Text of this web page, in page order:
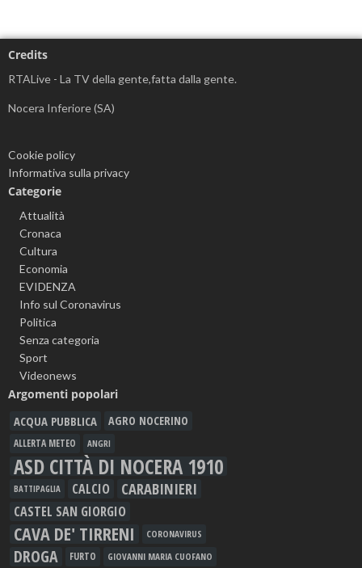
Credits
RTALive - La TV della gente,fatta dalla gente.
Nocera Inferiore (SA)
Cookie policy
Informativa sulla privacy
Categorie
Attualità
Cronaca
Cultura
Economia
EVIDENZA
Info sul Coronavirus
Politica
Senza categoria
Sport
Videonews
Argomenti popolari
ACQUA PUBBLICA AGRO NOCERINO
ALLERTA METEO ANGRI
ASD CITTÀ DI NOCERA 1910
BATTIPAGLIA CALCIO CARABINIERI
CASTEL SAN GIORGIO
CAVA DE' TIRRENI CORONAVIRUS
DROGA FURTO GIOVANNI MARIA CUOFANO